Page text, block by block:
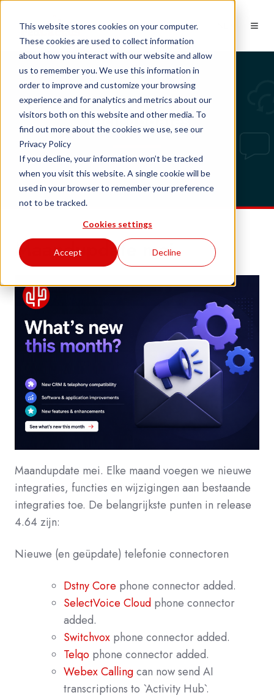
This website stores cookies on your computer.
These cookies are used to collect information
about how you interact with our website and allow
us to remember you. We use this information in
order to improve and customize your browsing
experience and for analytics and metrics about our
visitors both on this website and other media. To
find out more about the cookies we use, see our
Privacy Policy
If you decline, your information won’t be tracked
when you visit this website. A single cookie will be
used in your browser to remember your preference
not to be tracked.
Cookies settings
Accept Decline
Tech updates
Maandupdate mei
Maandupdate mei. Elke maand voegen we nieuwe
integraties, functies en wijzigingen aan bestaande
integraties toe. De belangrijkste punten in release
4.64 zijn:
Nieuwe (en geüpdate) telefonie connectoren
Dstny Core phone connector added.
SelectVoice Cloud phone connector
added.
Switchvox phone connector added.
Telqo phone connector added.
Webex Callingcan now send AI
transcriptions to `Activity Hub`.